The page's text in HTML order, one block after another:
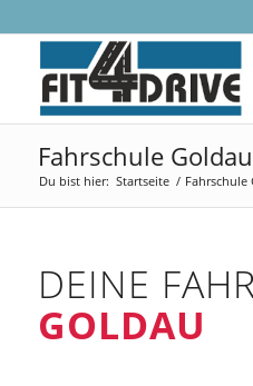
Fahrschule Goldau
Du bist hier: Startseite / Fahrschule
DEINE
GOLDAU